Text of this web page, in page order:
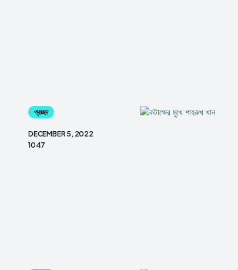
প্রচ্ছদ
DECEMBER 5, 2022
1047